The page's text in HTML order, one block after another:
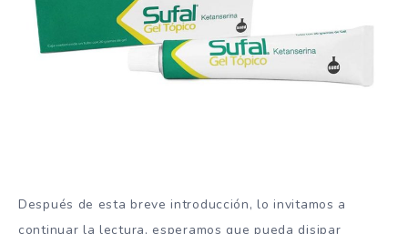
Después de esta breve introducción, lo invitamos a
continuar la lectura, esperamos que pueda disipar